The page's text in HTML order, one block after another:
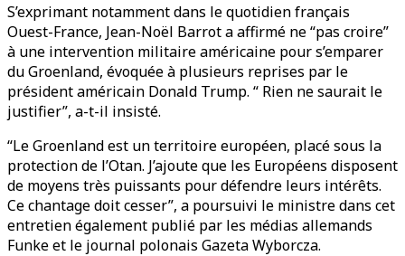
S’exprimant notamment dans le quotidien français
Ouest-France, Jean-Noël Barrot a affirmé ne “pas croire”
à une intervention militaire américaine pour s’emparer
du Groenland, évoquée à plusieurs reprises par le
président américain Donald Trump. “ Rien ne saurait le
justifier”, a-t-il insisté.
“Le Groenland est un territoire européen, placé sous la
protection de l’Otan. J’ajoute que les Européens disposent
de moyens très puissants pour défendre leurs intérêts.
Ce chantage doit cesser”, a poursuivi le ministre dans cet
entretien également publié par les médias allemands
Funke et le journal polonais Gazeta Wyborcza.